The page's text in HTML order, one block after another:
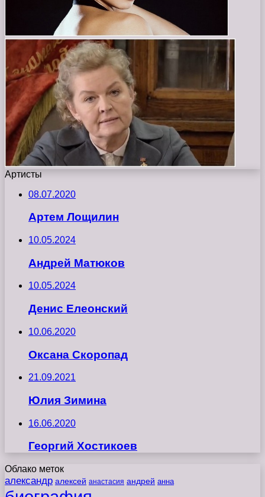
Артисты
08.07.2020
Артем Лощилин
10.05.2024
Андрей Матюков
10.05.2024
Денис Елеонский
10.06.2020
Оксана Скоропад
21.09.2021
Юлия Зимина
16.06.2020
Георгий Хостикоев
Облако меток
александр алексей анастасия андрей анна